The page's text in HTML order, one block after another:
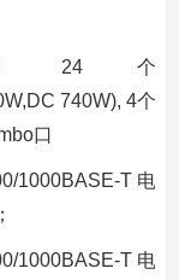
：24个
740W), 4个
口
1000BASE-T电
1000BASE-T电